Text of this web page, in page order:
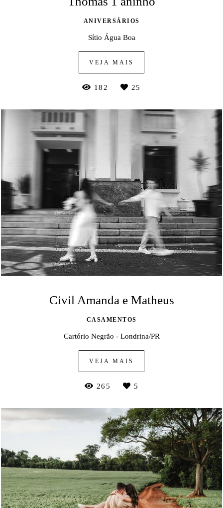
ANIVERSÁRIOS
Sítio Água Boa
VEJA MAIS
182 25
Civil Amanda e Matheus
CASAMENTOS
Cartório Negrão - Londrina/PR
VEJA MAIS
265 5